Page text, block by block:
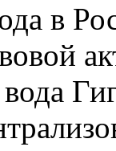
в